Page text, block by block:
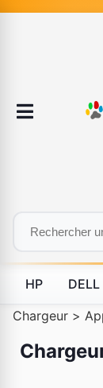
HP DELL
Chargeur >